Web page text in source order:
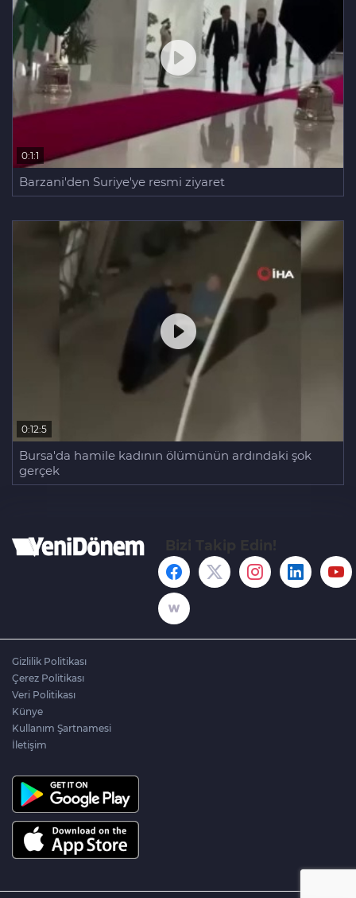
0:1:1
Barzani'den Suriye'ye resmi ziyaret
0:12:5
Bursa'da hamile kadının ölümünün ardındaki şok
gerçek
Gizlilik Politikası
Çerez Politikası
Veri Politikası
Künye
Kullanım Şartnamesi
İletişim